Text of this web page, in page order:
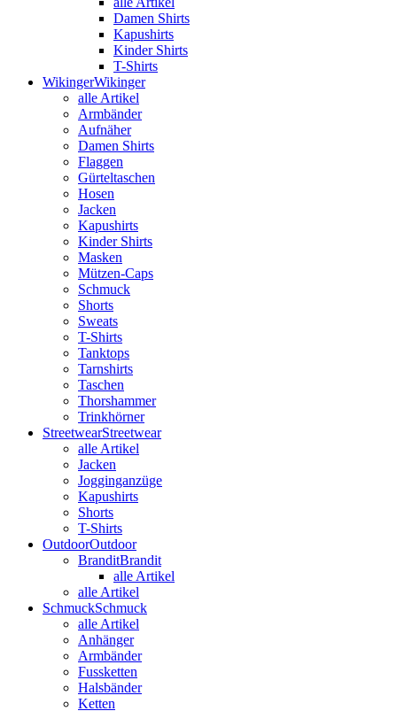
Damen Shirts
Kapushirts
Kinder Shirts
T-Shirts
WikingerWikinger
alle Artikel
Armbänder
Aufnäher
Damen Shirts
Flaggen
Gürteltaschen
Hosen
Jacken
Kapushirts
Kinder Shirts
Masken
Mützen-Caps
Schmuck
Shorts
Sweats
T-Shirts
Tanktops
Tarnshirts
Taschen
Thorshammer
Trinkhörner
StreetwearStreetwear
alle Artikel
Jacken
Jogginganzüge
Kapushirts
Shorts
T-Shirts
OutdoorOutdoor
BranditBrandit
alle Artikel
alle Artikel
SchmuckSchmuck
alle Artikel
Anhänger
Armbänder
Fussketten
Halsbänder
Ketten